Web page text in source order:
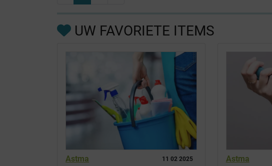
UW FAVORIETE ITEMS
11 02 2025
Astma Astma